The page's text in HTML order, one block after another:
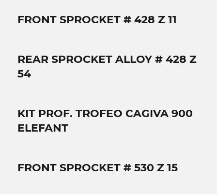
FRONT SPROCKET # 428 Z 11
REAR SPROCKET ALLOY # 428 Z
54
KIT PROF. TROFEO CAGIVA 900
ELEFANT
FRONT SPROCKET # 530 Z 15